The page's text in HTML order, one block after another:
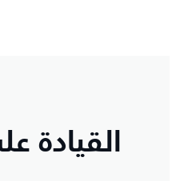
القيادة